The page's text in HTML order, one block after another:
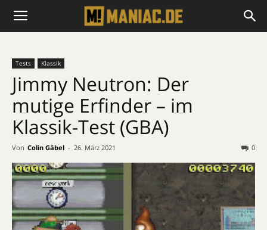
Tests Klassik
Jimmy Neutron: Der
mutige Erfinder – im
Klassik-Test (GBA)
Von Colin Gäbel - 26. März 2021 0